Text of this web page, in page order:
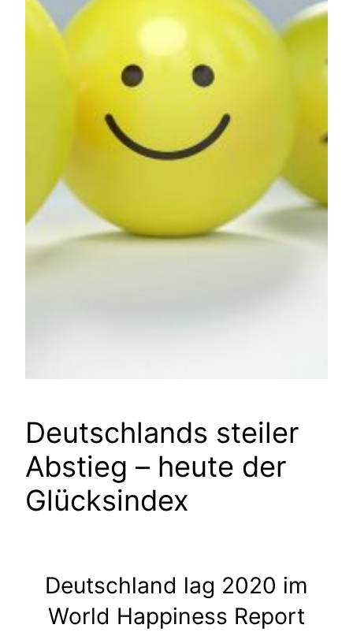
Deutschlands steiler
Abstieg – heute der
Glücksindex
Deutschland lag 2020 im
World Happiness Report